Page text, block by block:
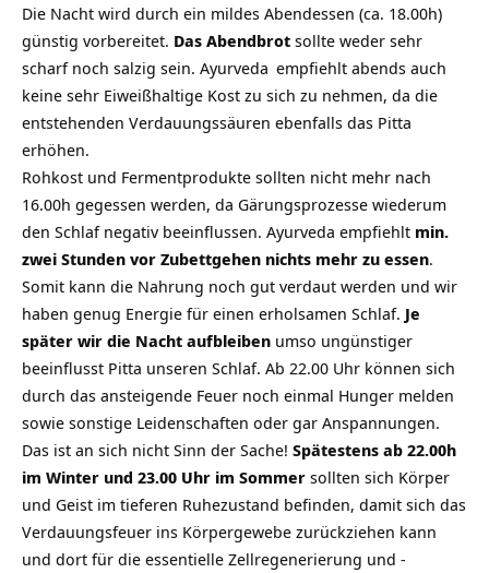
Die Nacht wird durch ein mildes Abendessen (ca. 18.00h)
günstig vorbereitet. Das Abendbrot sollte weder sehr
scharf noch salzig sein. Ayurveda empfiehlt abends auch
keine sehr Eiweißhaltige Kost zu sich zu nehmen, da die
entstehenden Verdauungssäuren ebenfalls das Pitta
erhöhen.
Rohkost und Fermentprodukte sollten nicht mehr nach
16.00h gegessen werden, da Gärungsprozesse wiederum
den Schlaf negativ beeinflussen. Ayurveda empfiehlt min.
zwei Stunden vor Zubettgehen nichts mehr zu essen.
Somit kann die Nahrung noch gut verdaut werden und wir
haben genug Energie für einen erholsamen Schlaf. Je
später wir die Nacht aufbleiben umso ungünstiger
beeinflusst Pitta unseren Schlaf. Ab 22.00 Uhr können sich
durch das ansteigende Feuer noch einmal Hunger melden
sowie sonstige Leidenschaften oder gar Anspannungen.
Das ist an sich nicht Sinn der Sache! Spätestens ab 22.00h
im Winter und 23.00 Uhr im Sommer sollten sich Körper
und Geist im tieferen Ruhezustand befinden, damit sich das
Verdauungsfeuer ins Körpergewebe zurückziehen kann
und dort für die essentielle Zellregenerierung und -